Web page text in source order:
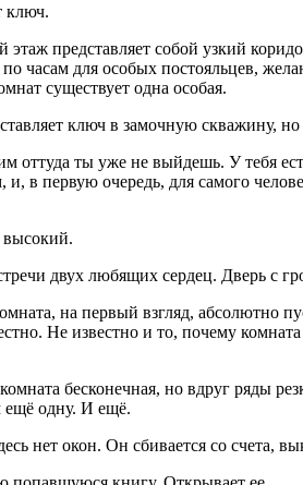
ключ.
этаж представляет собой узкий
часам для особых постояльцев,
существует одна особая.
ключ в замочную скважину,
ты уже не выйдешь. У тебя
в первую очередь, для самого
двух любящих сердец. Дверь с
на первый взгляд, абсолютно
Не известно и то, почему
бесконечная, но вдруг ряды
ещё одну. И ещё.
нет окон. Он сбивается со счета,